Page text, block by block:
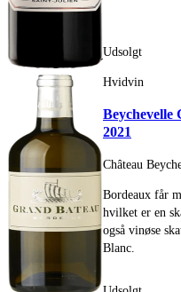
Udsolgt
Hvidvin
Beychevelle
2021
Château
Bordeaux får
hvilket er en
også vinøse
Blanc.